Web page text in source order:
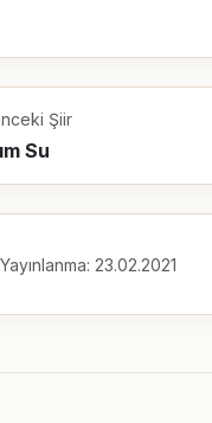
Şiir
Su
Yayınlanma: 23.02.2021